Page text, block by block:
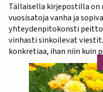
Tällaisella kirjepostilla on
vuosisatoja vanha ja
yhteydenpitokonsti
vinhasti sinkoilevat
konkretiaa, ihan niin kuin